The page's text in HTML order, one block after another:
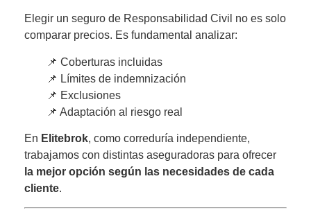
Elegir un seguro de Responsabilidad Civil no es solo
comparar precios. Es fundamental analizar:
📌 Coberturas incluidas
📌 Límites de indemnización
📌 Exclusiones
📌 Adaptación al riesgo real
En Elitebrok, como correduría independiente,
trabajamos con distintas aseguradoras para ofrecer
la mejor opción según las necesidades de cada
cliente.